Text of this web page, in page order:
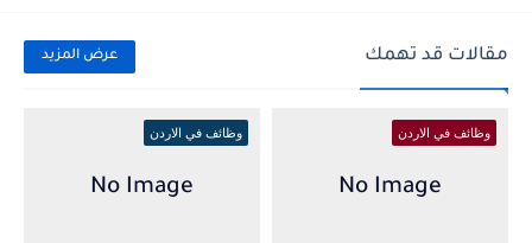
مقالات قد تهمك عرض المزيد
وظائف في الاردن وظائف في الاردن